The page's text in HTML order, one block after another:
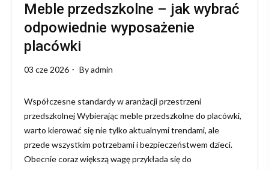
Meble przedszkolne – jak wybrać
odpowiednie wyposażenie
placówki
03 cze 2026 Byadmin
Współczesne standardy w aranżacji przestrzeni
przedszkolnej Wybierając meble przedszkolne do placówki,
warto kierować się nie tylko aktualnymi trendami, ale
przede wszystkim potrzebami i bezpieczeństwem dzieci.
Obecnie coraz większą wagę przykłada się do